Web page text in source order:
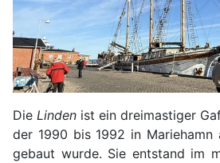
Die Linden ist ein dreimastiger
der 1990 bis 1992 in Mariehamn
gebaut wurde. Sie entstand im